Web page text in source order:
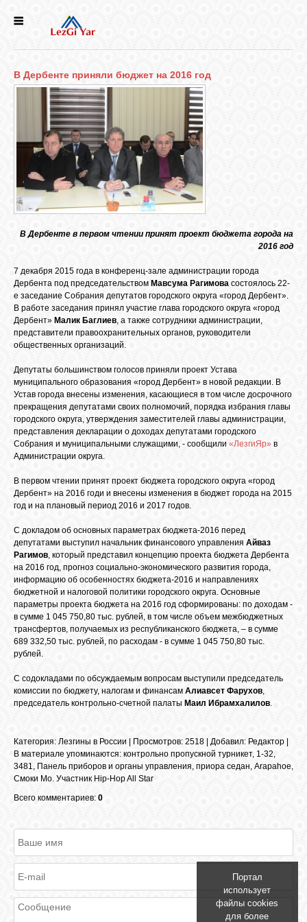
СЕЛА
ГОЛОС
БИБЛИОТЕКА
ФОРУМ
ГОСТЕВАЯ
О САЙТЕ
ФОТО
МУЗЫКА
САЙТЫ
ОБЪЯВЛЕНИЯ
ОТВЕТЫ
КОНТАКТЫ
ВХОД
В Дербенте приняли бюджет на 2016 год
В Дербенте в первом чтении принят проект бюджета города на
2016 год
7 декабря 2015 года в конференц-зале администрации города
Дербента под председательством Мавсума Рагимова состоялось 22-
е заседание Собрания депутатов городского округа «город Дербент».
В работе заседания принял участие глава городского округа «город
Дербент» Малик Баглиев, а также сотрудники администрации,
представители правоохранительных органов, руководители
общественных организаций.
Депутаты большинством голосов приняли проект Устава
муниципального образования «город Дербент» в новой редакции. В
Устав города внесены изменения, касающиеся в том числе досрочного
прекращения депутатами своих полномочий, порядка избрания главы
городского округа, утверждения заместителей главы администрации,
представления декларации о доходах депутатами городского
Собрания и муниципальными служащими, - сообщили «ЛезгиЯр» в
Администрации округа.
В первом чтении принят проект бюджета городского округа «город
Дербент» на 2016 годи и внесены изменения в бюджет города на 2015
год и на плановый период 2016 и 2017 годов.
С докладом об основных параметрах бюджета-2016 перед
депутатами выступил начальник финансового управления Айваз
Рагимов, который представил концепцию проекта бюджета Дербента
на 2016 год, прогноз социально-экономического развития города,
информацию об особенностях бюджета-2016 и направлениях
бюджетной и налоговой политики городского округа. Основные
параметры проекта бюджета на 2016 год сформированы: по доходам -
в сумме 1 045 750,80 тыс. рублей, в том числе объем межбюджетных
трансфертов, получаемых из республиканского бюджета, – в сумме
689 332,50 тыс. рублей, по расходам - в сумме 1 045 750,80 тыс.
рублей.
С содокладами по обсуждаемым вопросам выступили председатель
комиссии по бюджету, налогам и финансам Алиавсет Фарухов,
председатель контрольно-счетной палаты Маил Ибрамхалилов.
Категория: Лезгины в России Просмотров: 2518 | Добавил: Редактор
В материале упоминаются: контрольно пропускной турникет, 1-32,
3481, Панель приборов и органы управления, приора седан, Arapahoe,
Смоки Мо. Участник Hip-Hop All Star
Всего комментариев: 0
Портал
использует
файлы cookies
для более